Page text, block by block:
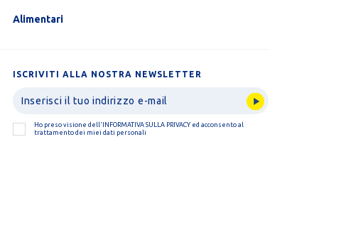
Alimentari
ISCRIVITI ALLA NOSTRA NEWSLETTER
Ho preso visione dell' INFORMATIVA SULLA PRIVACY ed acconsento al
trattamento dei miei dati personali